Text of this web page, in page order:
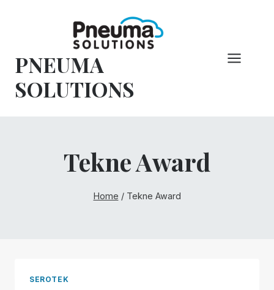
conteúdo
PNEUMA
SOLUTIONS
Tekne Award
Home / Tekne Award
SEROTEK